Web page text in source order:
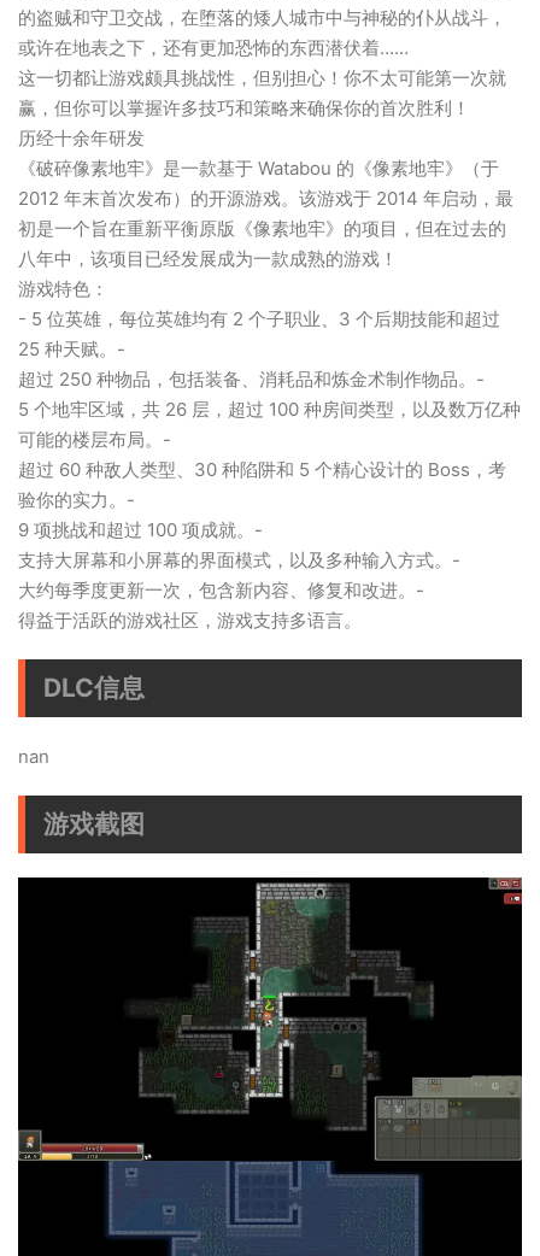
的盗贼和守卫交战，在堕落的矮人城市中与神秘的仆从战斗，
或许在地表之下，还有更加恐怖的东西潜伏着……
这一切都让游戏颇具挑战性，但别担心！你不太可能第一次就
赢，但你可以掌握许多技巧和策略来确保你的首次胜利！
历经十余年研发
《破碎像素地牢》是一款基于 Watabou 的《像素地牢》（于
2012 年末首次发布）的开源游戏。该游戏于 2014 年启动，最
初是一个旨在重新平衡原版《像素地牢》的项目，但在过去的
八年中，该项目已经发展成为一款成熟的游戏！
游戏特色：
- 5 位英雄，每位英雄均有 2 个子职业、3 个后期技能和超过
25 种天赋。-
超过 250 种物品，包括装备、消耗品和炼金术制作物品。-
5 个地牢区域，共 26 层，超过 100 种房间类型，以及数万亿种
可能的楼层布局。-
超过 60 种敌人类型、30 种陷阱和 5 个精心设计的 Boss，考
验你的实力。-
9 项挑战和超过 100 项成就。-
支持大屏幕和小屏幕的界面模式，以及多种输入方式。-
大约每季度更新一次，包含新内容、修复和改进。-
得益于活跃的游戏社区，游戏支持多语言。
DLC信息
nan
游戏截图